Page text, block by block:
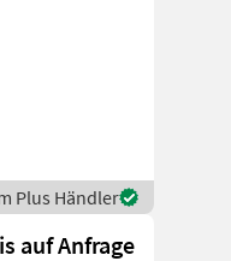
Plus Händler
auf Anfrage